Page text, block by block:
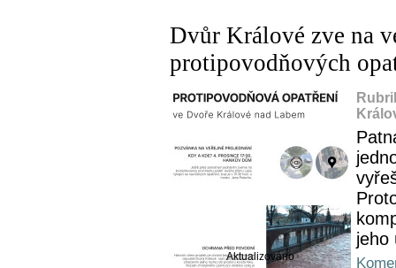
Dvůr Králové zve na
protipovodňových
Aktualizováno
jeho